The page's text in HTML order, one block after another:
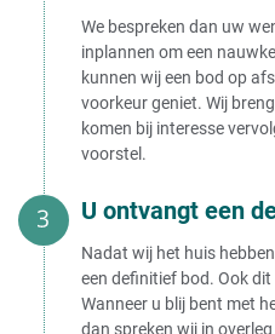
We bespreken dan uw
inplannen om een
kunnen wij een bod op
voorkeur geniet. Wij
komen bij interesse
voorstel.
U ontvangt een
Nadat wij het huis
een definitief bod. Ook
Wanneer u blij bent met
dan spreken wij in